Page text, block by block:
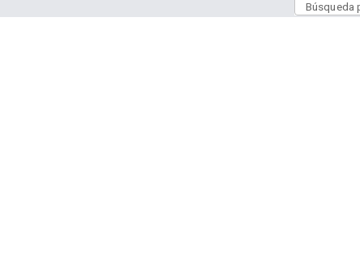
Búsqueda